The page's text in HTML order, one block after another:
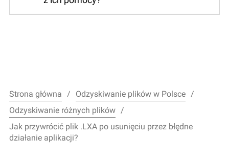
Strona główna
Odzyskiwanie plików w Polsce
Odzyskiwanie różnych plików
Jak przywrócić plik .LXA po usunięciu przez błędne
działanie aplikacji?